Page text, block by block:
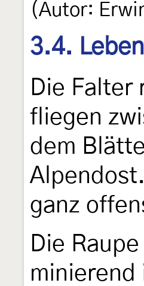
(Autor:
3.4.
Die Falter
fliegen
dem
ganz
Die
minierend